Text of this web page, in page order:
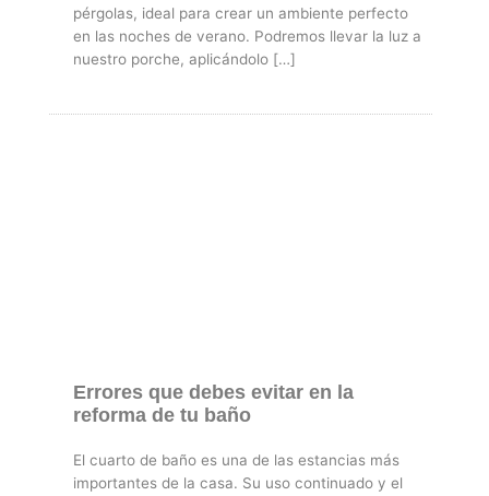
pérgolas, ideal para crear un ambiente perfecto
en las noches de verano. Podremos llevar la luz a
nuestro porche, aplicándolo […]
Errores que debes evitar en la
reforma de tu baño
El cuarto de baño es una de las estancias más
importantes de la casa. Su uso continuado y el